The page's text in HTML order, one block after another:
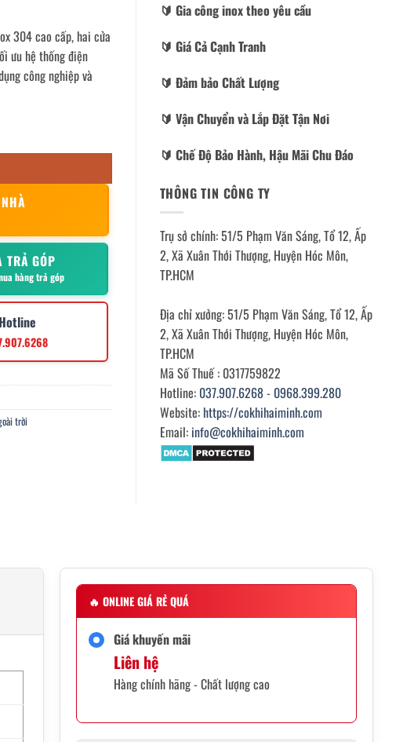
304 cao cấp, hai cửa
ưu hệ thống điện
công nghiệp và
TRẢ GÓP
hàng trả góp
Hotline
trời
🔰️ Gia công inox theo yêu cầu
🔰️ Giá Cả Cạnh Tranh
🔰️ Đảm bảo Chất Lượng
🔰️ Vận Chuyển và Lắp Đặt Tận Nơi
🔰️ Chế Độ Bảo Hành, Hậu Mãi Chu Đáo
THÔNG TIN CÔNG TY
Trụ sở chính: 51/5 Phạm Văn Sáng, Tổ 12, Ấp
2, Xã Xuân Thới Thượng, Huyện Hóc Môn,
TP.HCM
Địa chỉ xưởng: 51/5 Phạm Văn Sáng, Tổ 12, Ấp
2, Xã Xuân Thới Thượng, Huyện Hóc Môn,
TP.HCM
Mã Số Thuế : 0317759822
Hotline: 037.907.6268- 0968.399.280
Website: https://cokhihaiminh.com
Email: info@cokhihaiminh.com
🔥 ONLINE GIÁ RẺ QUÁ
Giá khuyến mãi
Liên hệ
Hàng chính hãng - Chất lượng cao